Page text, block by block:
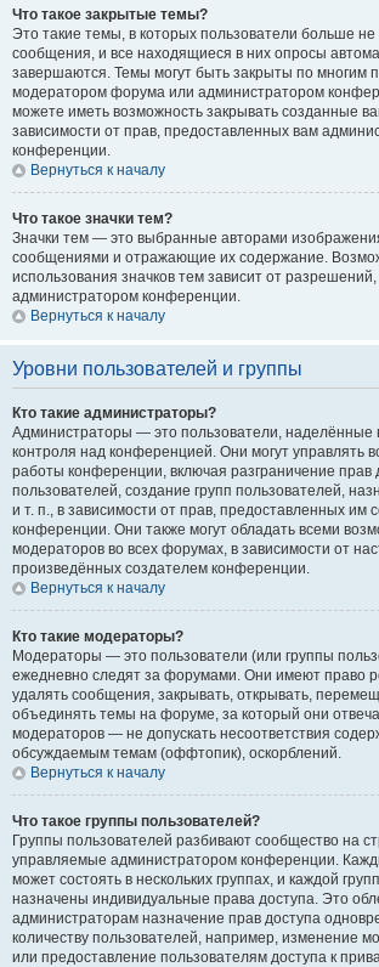
Что такое закрытые темы?
Это такие темы, в которых пользователи больше не
сообщения, и все находящиеся в них опросы
завершаются. Темы могут быть закрыты по многим
модератором форума или администратором
можете иметь возможность закрывать созданные
зависимости от прав, предоставленных вам
конференции.
Вернуться к началу
Что такое значки тем?
Значки тем — это выбранные авторами
сообщениями и отражающие их содержание.
использования значков тем зависит от
администратором конференции.
Вернуться к началу
Уровни пользователей и группы
Кто такие администраторы?
Администраторы — это пользователи,
контроля над конференцией. Они могут управлять
работы конференции, включая разграничение прав
пользователей, создание групп пользователей,
и т. п., в зависимости от прав, предоставленных им
конференции. Они также могут обладать всеми
модераторов во всех форумах, в зависимости от
произведённых создателем конференции.
Вернуться к началу
Кто такие модераторы?
Модераторы — это пользователи (или группы
ежедневно следят за форумами. Они имеют право
удалять сообщения, закрывать, открывать,
объединять темы на форуме, за который они
модераторов — не допускать несоответствия
обсуждаемым темам (оффтопик), оскорблений.
Вернуться к началу
Что такое группы пользователей?
Группы пользователей разбивают сообщество на
управляемые администратором конференции.
может состоять в нескольких группах, и каждой
назначены индивидуальные права доступа. Это
администраторам назначение прав доступа
количеству пользователей, например, изменение
или предоставление пользователям доступа к